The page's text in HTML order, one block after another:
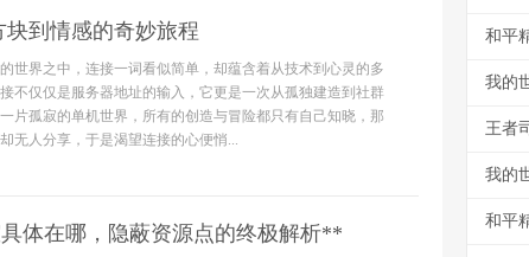
到情感的奇妙旅程
世界之中，连接一词看似简单，却蕴含着从技术到心灵的多
不仅仅是服务器地址的输入，它更是一次从孤独建造到社群
片孤寂的单机世界，所有的创造与冒险都只有自己知晓，那
无人分享，于是渴望连接的心便悄...
体在哪，隐蔽资源点的终极解析**
和平
我的
我的